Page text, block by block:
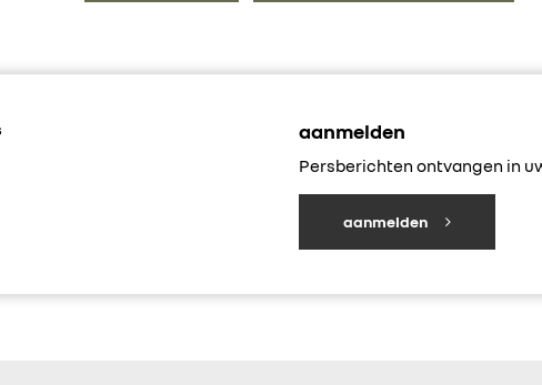
aanmelden
Persberichten ontvangen in
aanmelden